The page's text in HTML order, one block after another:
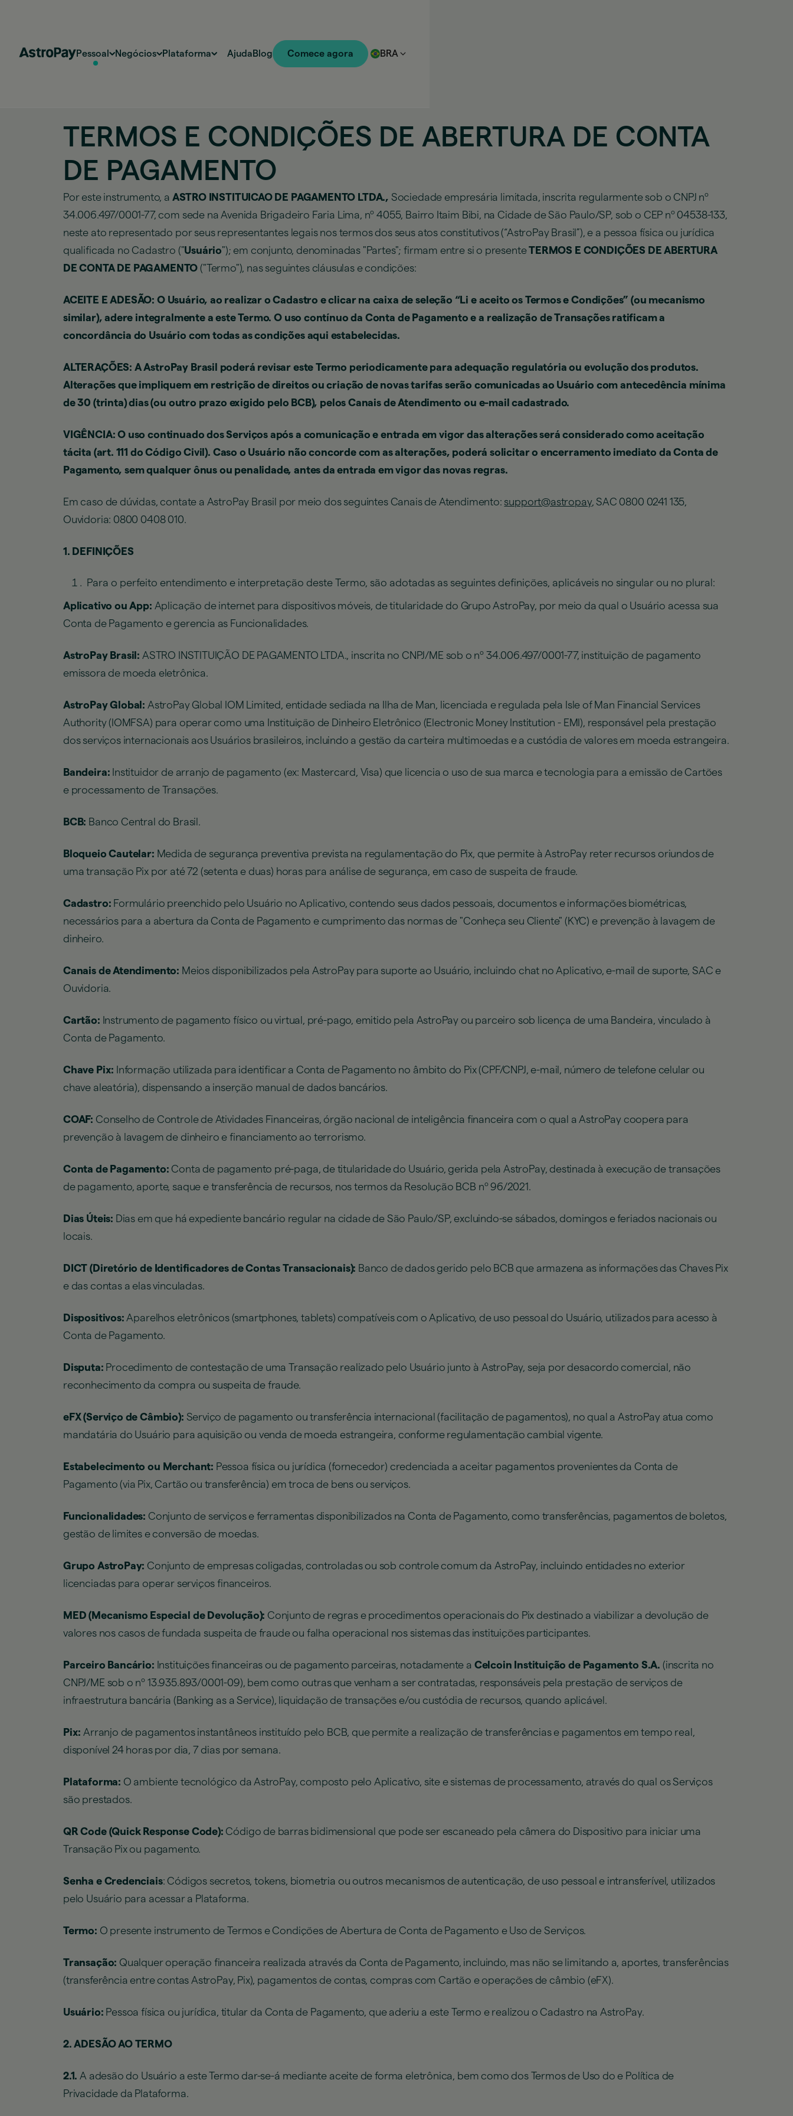
Pessoal Negócios Plataforma Ajuda Blog Comece agora BRA
TERMOS E CONDIÇÕES DE ABERTURA DE CONTA
DE PAGAMENTO
Por este instrumento, a ASTRO INSTITUICAO DE PAGAMENTO LTDA., Sociedade empresária limitada, inscrita regularmente sob o CNPJ nº
34.006.497/0001-77, com sede na Avenida Brigadeiro Faria Lima, nº 4055, Bairro Itaim Bibi, na Cidade de São Paulo/SP, sob o CEP nº 04538-133,
neste ato representado por seus representantes legais nos termos dos seus atos constitutivos (“AstroPay Brasil”), e a pessoa física ou jurídica
qualificada no Cadastro ("Usuário"); em conjunto, denominadas "Partes"; firmam entre si o presenteTERMOS E CONDIÇÕES DE ABERTURA
DE CONTA DE PAGAMENTO("Termo"), nas seguintes cláusulas e condições:
ACEITE E ADESÃO: O Usuário, ao realizar o Cadastro e clicar na caixa de seleção “Li e aceito os Termos e Condições” (ou mecanismo
similar), adere integralmente a este Termo. O uso contínuo da Conta de Pagamento e a realização de Transações ratificam a
concordância do Usuário com todas as condições aqui estabelecidas.
ALTERAÇÕES: A AstroPay Brasil poderá revisar este Termo periodicamente para adequação regulatória ou evolução dos produtos.
Alterações que impliquem em restrição de direitos ou criação de novas tarifas serão comunicadas ao Usuário com antecedência mínima
de 30 (trinta) dias (ou outro prazo exigido pelo BCB), pelos Canais de Atendimento ou e-mail cadastrado.
VIGÊNCIA: O uso continuado dos Serviços após a comunicação e entrada em vigor das alterações será considerado como aceitação
tácita (art. 111 do Código Civil). Caso o Usuário não concorde com as alterações, poderá solicitar o encerramento imediato da Conta de
Pagamento, sem qualquer ônus ou penalidade, antes da entrada em vigor das novas regras.
Em caso de dúvidas, contate a AstroPay Brasil por meio dos seguintes Canais de Atendimento: support@astropay, SAC 0800 0241 135,
Ouvidoria: 0800 0408 010.
1. DEFINIÇÕES
Para o perfeito entendimento e interpretação deste Termo, são adotadas as seguintes definições, aplicáveis no singular ou no plural:
Aplicativo ou App: Aplicação de internet para dispositivos móveis, de titularidade do Grupo AstroPay, por meio da qual o Usuário acessa sua
Conta de Pagamento e gerencia as Funcionalidades.
AstroPay Brasil: ASTRO INSTITUIÇÃO DE PAGAMENTO LTDA., inscrita no CNPJ/ME sob o nº 34.006.497/0001-77, instituição de pagamento
emissora de moeda eletrônica.
AstroPay Global: AstroPay Global IOM Limited, entidade sediada na Ilha de Man, licenciada e regulada pela Isle of Man Financial Services
Authority (IOMFSA) para operar como uma Instituição de Dinheiro Eletrônico (Electronic Money Institution - EMI), responsável pela prestação
dos serviços internacionais aos Usuários brasileiros, incluindo a gestão da carteira multimoedas e a custódia de valores em moeda estrangeira.
Bandeira: Instituidor de arranjo de pagamento (ex: Mastercard, Visa) que licencia o uso de sua marca e tecnologia para a emissão de Cartões
e processamento de Transações.
BCB: Banco Central do Brasil.
Bloqueio Cautelar: Medida de segurança preventiva prevista na regulamentação do Pix, que permite à AstroPay reter recursos oriundos de
uma transação Pix por até 72 (setenta e duas) horas para análise de segurança, em caso de suspeita de fraude.
Cadastro: Formulário preenchido pelo Usuário no Aplicativo, contendo seus dados pessoais, documentos e informações biométricas,
necessários para a abertura da Conta de Pagamento e cumprimento das normas de "Conheça seu Cliente" (KYC) e prevenção à lavagem de
dinheiro.
Canais de Atendimento: Meios disponibilizados pela AstroPay para suporte ao Usuário, incluindo chat no Aplicativo, e-mail de suporte, SAC e
Ouvidoria.
Cartão: Instrumento de pagamento físico ou virtual, pré-pago, emitido pela AstroPay ou parceiro sob licença de uma Bandeira, vinculado à
Conta de Pagamento.
Chave Pix: Informação utilizada para identificar a Conta de Pagamento no âmbito do Pix (CPF/CNPJ, e-mail, número de telefone celular ou
chave aleatória), dispensando a inserção manual de dados bancários.
COAF: Conselho de Controle de Atividades Financeiras, órgão nacional de inteligência financeira com o qual a AstroPay coopera para
prevenção à lavagem de dinheiro e financiamento ao terrorismo.
Conta de Pagamento: Conta de pagamento pré-paga, de titularidade do Usuário, gerida pela AstroPay, destinada à execução de transações
de pagamento, aporte, saque e transferência de recursos, nos termos da Resolução BCB nº 96/2021.
Dias Úteis: Dias em que há expediente bancário regular na cidade de São Paulo/SP, excluindo-se sábados, domingos e feriados nacionais ou
locais.
DICT (Diretório de Identificadores de Contas Transacionais): Banco de dados gerido pelo BCB que armazena as informações das Chaves Pix
e das contas a elas vinculadas.
Dispositivos:Aparelhos eletrônicos (smartphones, tablets) compatíveis com o Aplicativo, de uso pessoal do Usuário, utilizados para acesso à
Conta de Pagamento.
Disputa: Procedimento de contestação de uma Transação realizado pelo Usuário junto à AstroPay, seja por desacordo comercial, não
reconhecimento da compra ou suspeita de fraude.
eFX (Serviço de Câmbio): Serviço de pagamento ou transferência internacional (facilitação de pagamentos), no qual a AstroPay atua como
mandatária do Usuário para aquisição ou venda de moeda estrangeira, conforme regulamentação cambial vigente.
Estabelecimento ou Merchant: Pessoa física ou jurídica (fornecedor) credenciada a aceitar pagamentos provenientes da Conta de
Pagamento (via Pix, Cartão ou transferência) em troca de bens ou serviços.
Funcionalidades: Conjunto de serviços e ferramentas disponibilizados na Conta de Pagamento, como transferências, pagamentos de boletos,
gestão de limites e conversão de moedas.
Grupo AstroPay: Conjunto de empresas coligadas, controladas ou sob controle comum da AstroPay, incluindo entidades no exterior
licenciadas para operar serviços financeiros.
MED (Mecanismo Especial de Devolução): Conjunto de regras e procedimentos operacionais do Pix destinado a viabilizar a devolução de
valores nos casos de fundada suspeita de fraude ou falha operacional nos sistemas das instituições participantes.
Parceiro Bancário: Instituições financeiras ou de pagamento parceiras, notadamente a Celcoin Instituição de Pagamento S.A. (inscrita no
CNPJ/ME sob o nº 13.935.893/0001-09), bem como outras que venham a ser contratadas, responsáveis pela prestação de serviços de
infraestrutura bancária (Banking as a Service), liquidação de transações e/ou custódia de recursos, quando aplicável.
Pix:Arranjo de pagamentos instantâneos instituído pelo BCB, que permite a realização de transferências e pagamentos em tempo real,
disponível 24 horas por dia, 7 dias por semana.
Plataforma: O ambiente tecnológico da AstroPay, composto pelo Aplicativo, site e sistemas de processamento, através do qual os Serviços
são prestados.
QR Code (Quick Response Code): Código de barras bidimensional que pode ser escaneado pela câmera do Dispositivo para iniciar uma
Transação Pix ou pagamento.
Senha e Credenciais: Códigos secretos, tokens, biometria ou outros mecanismos de autenticação, de uso pessoal e intransferível, utilizados
pelo Usuário para acessar a Plataforma.
Termo: O presente instrumento de Termos e Condições de Abertura de Conta de Pagamento e Uso de Serviços.
Transação: Qualquer operação financeira realizada através da Conta de Pagamento, incluindo, mas não se limitando a, aportes, transferências
(transferência entre contas AstroPay, Pix), pagamentos de contas, compras com Cartão e operações de câmbio (eFX).
Usuário: Pessoa física ou jurídica, titular da Conta de Pagamento, que aderiu a este Termo e realizou o Cadastro na AstroPay.
2. ADESÃO AO TERMO
2.1. A adesão do Usuário a este Termo dar-se-á mediante aceite de forma eletrônica, bem como dos Termos de Uso do e Política de
Privacidade da Plataforma.